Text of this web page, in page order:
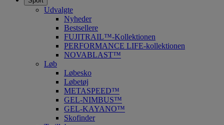
Udvalgte
Nyheder
Bestsellere
FUJITRAIL™-Kollektionen
PERFORMANCE LIFE-kollektionen
NOVABLAST™
Løb
Løbesko
Løbetøj
METASPEED™
GEL-NIMBUS™
GEL-KAYANO™
Skofinder